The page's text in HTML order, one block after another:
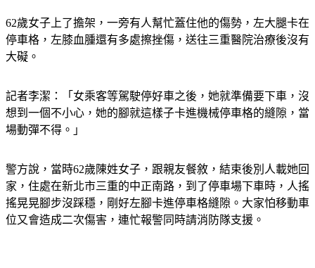
62歲女子上了擔架，一旁有人幫忙蓋住他的傷勢，左大腿卡在
停車格，左膝血腫還有多處擦挫傷，送往三重醫院治療後沒有
記者李潔：「女乘客等駕駛停好車之後，她就準備要下車，沒
想到一個不小心，她的腳就這樣子卡進機械停車格的縫隙，當
警方說，當時62歲陳姓女子，跟親友餐敘，結束後別人載她回
家，住處在新北市三重的中正南路，到了停車場下車時，人搖
搖晃晃腳步沒踩穩，剛好左腳卡進停車格縫隙。大家怕移動車